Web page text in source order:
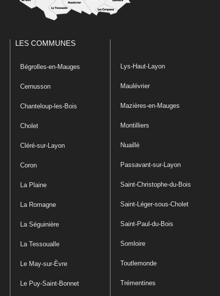
LES COMMUNES
Bégrolles-en-Mauges
Cernusson
Chanteloup-les-Bois
Cholet
Cléré-sur-Layon
Coron
La Plaine
La Romagne
La Séguinière
La Tessoualle
Le May-sur-Èvre
Le Puy-Saint-Bonnet
Lys-Haut-Layon
Maulévrier
Mazières-en-Mauges
Montilliers
Nuaillé
Passavant-sur-Layon
Saint-Christophe-du-Bois
Saint-Léger-sous-Cholet
Saint-Paul-du-Bois
Somloire
Toutlemonde
Trémentines